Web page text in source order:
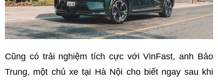
Cũng có trải nghiệm tích cực với VinFast, anh Bảo
Trung, một chủ xe tại Hà Nội cho biết ngay sau khi